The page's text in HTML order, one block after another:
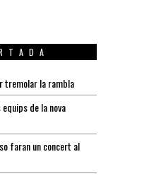
tremolar la rambla
de la nova
faran un concert al